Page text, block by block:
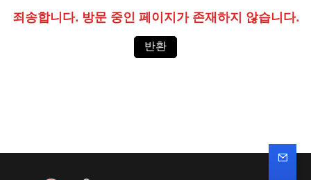
죄송합니다. 방문 중인 페이지가 존재하지 않습니다.
반환